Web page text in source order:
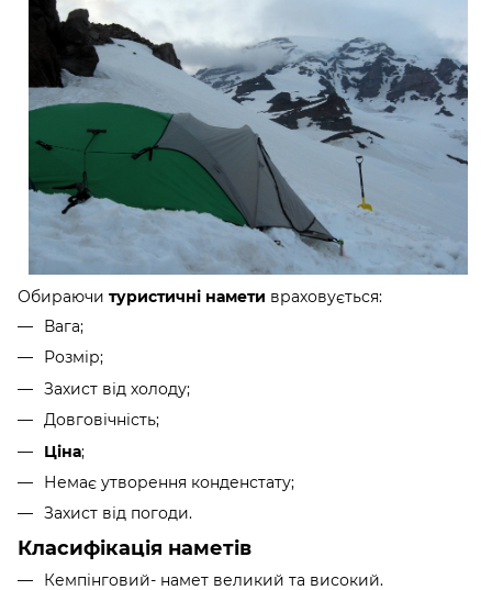
Обираючи туристичні намети враховується:
Вага;
Розмір;
Захист від холоду;
Довговічність;
Ціна;
Немає утворення конденстату;
Захист від погоди.
Класифікація наметів
Кемпінговий- намет великий та високий.